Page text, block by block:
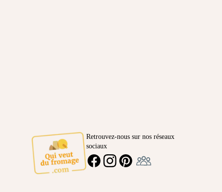
Retrouvez-nous sur nos réseaux
sociaux
FACEBOOKINSTAGRAMPINTEREST